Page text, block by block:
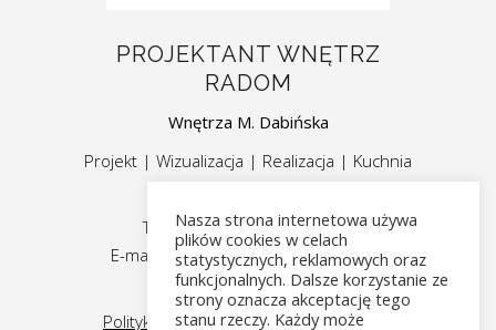
PROJEKTANT WNĘTRZ
RADOM
Wnętrza M. Dabińska
Projekt | Wizualizacja | Realizacja | Kuchnia
Telefon:+(48) 516-703-214
E-mail:
wnetrza.dabinska@gmail.com
Piaseczno, 26-660 Jedlińsk
Polityka prywatności | Polityka Cookies
Nasza strona internetowa używa
plików cookies w celach
statystycznych, reklamowych oraz
funkcjonalnych. Dalsze korzystanie ze
strony oznacza akceptację tego
stanu rzeczy. Każdy może